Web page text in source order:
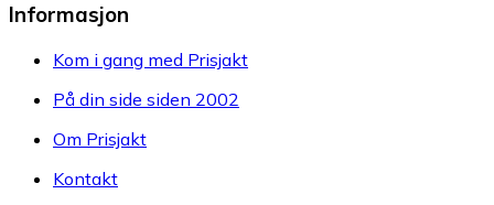
Informasjon
Kom i gang med Prisjakt
På din side siden 2002
Om Prisjakt
Kontakt